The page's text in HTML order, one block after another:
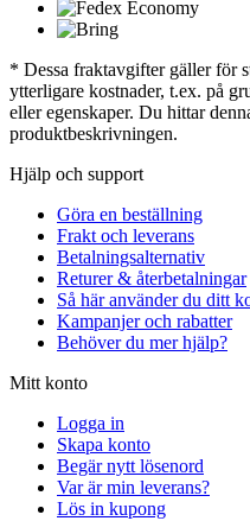
* Dessa fraktavgifter gäller för
ytterligare kostnader, t.ex. på
eller egenskaper. Du hittar
produktbeskrivningen.
Hjälp och support
Göra en beställning
Frakt och leverans
Betalningsalternativ
Returer & återbetalningar
Så här använder du ditt
Kampanjer och rabatter
Behöver du mer hjälp?
Mitt konto
Logga in
Skapa konto
Begär nytt lösenord
Var är min leverans?
Lös in kupong